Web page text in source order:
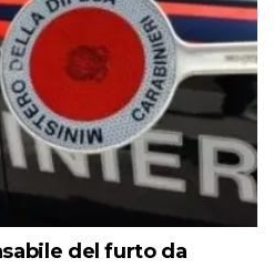
del furto da